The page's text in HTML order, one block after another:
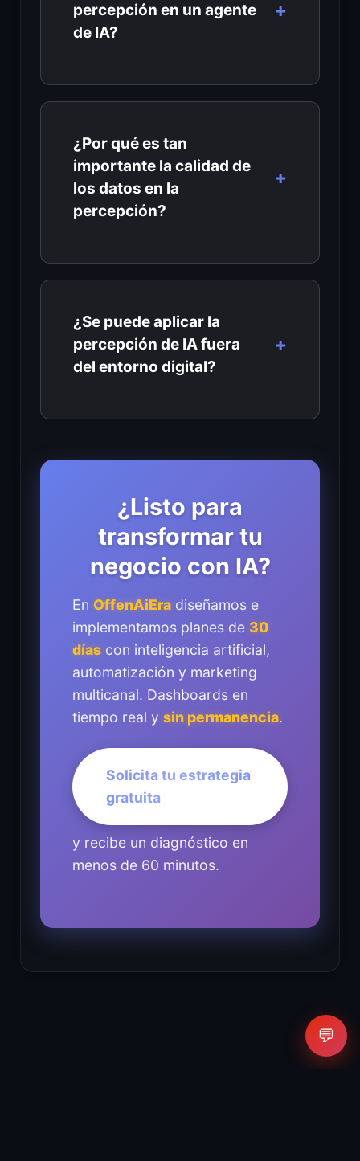
percepción en un agente
de IA?
¿Por qué es tan
importante la calidad de
los datos en la
percepción?
¿Se puede aplicar la
percepción de IA fuera
del entorno digital?
¿Listo para
transformar tu
negocio con IA?
En OffenAiEra diseñamos e
implementamos planes de 30
días con inteligencia artificial,
automatización y marketing
multicanal. Dashboards en
tiempo real y sin permanencia.
Solicita tu estrategia
gratuita
y recibe un diagnóstico en
menos de 60 minutos.
💬